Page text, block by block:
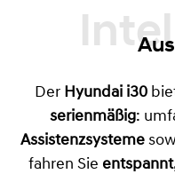
Der Hyundai i30
serienmäßig:
Assistenzsysteme
fahren Sie